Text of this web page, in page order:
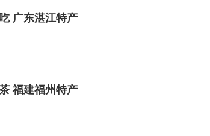
广东湛江特产
福建福州特产